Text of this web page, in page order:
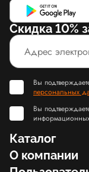
Скидка 10%
Вы
персональных
Вы
Каталог
О компании